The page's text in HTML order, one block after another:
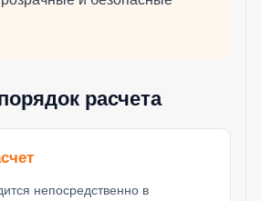
расчета
непосредственно в